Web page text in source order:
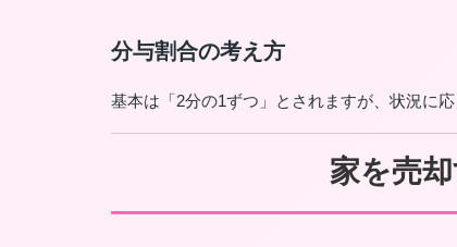
分与割合の考え方
基本は「2分の1ずつ」とされますが、状況に
家を売